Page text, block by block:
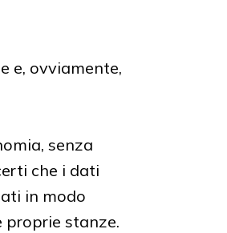
e, ovviamente,
senza
che i dati
in modo
proprie stanze.